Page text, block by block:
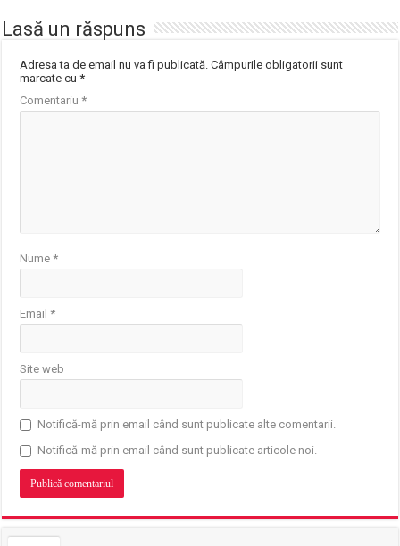
Lasă un răspuns
Adresa ta de email nu va fi publicată. Câmpurile obligatorii sunt
marcate cu*
Comentariu*
Nume*
Email*
Site web
Notifică-mă prin email când sunt publicate alte comentarii.
Notifică-mă prin email când sunt publicate articole noi.